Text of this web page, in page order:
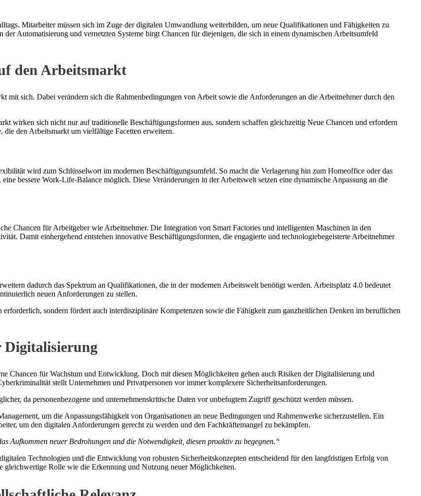
Mitarbeiter müssen sich im Zuge der digitalen Umwandlung weiterbilden, um neue Qualifikationen und Fähigkeiten zu
Automatisierung und vernetzten Systeme birgt Chancen für diejenigen, die sich in einem dynamischen Arbeitsumfeld
den Arbeitsmarkt
sich. Dabei verändern sich die Rahmenbedingungen von Arbeit sowie die Anforderungen an die Arbeitnehmer durch den
wirken sich nicht nur auf traditionelle Beschäftigungsformen aus, sondern schaffen gleichzeitig Neue Chancen und erfordern
die den Arbeitsmarkt um vielfältige Facetten erweitern.
wird zum Schlüsselwort im modernen Beschäftigungsumfeld. So macht die Verlagerung hin zum Homeoffice oder das
bessere Work-Life-Balance möglich. Diese Veränderungen in der Arbeitswelt setzen eine dynamische Anpassung an die
Chancen für Arbeitgeber wie Arbeitnehmer. Die Integration von Smart Factories und intelligenten Maschinen in den
Damit einhergehend entstehen innovative Beschäftigungsformen, die engagierte und technologiebegeisterte Arbeitnehmer
dadurch das Spektrum an Qualifikationen, die in der modernen Arbeitswelt benötigt werden. Arbeitsplatz 4.0 bedeutet
neuen Anforderungen zu stellen.
sondern fördert auch interdisziplinäre Kompetenzen sowie die Fähigkeit zum ganzheitlichen Denken im beruflichen
Digitalisierung
Chancen für Wachstum und Entwicklung. Doch mit diesen Möglichkeiten gehen auch Risiken der Digitalisierung und
stellt Unternehmen und Privatpersonen vor immer komplexere Sicherheitsanforderungen.
da personenbezogene und unternehmenskritische Daten vor unbefugtem Zugriff geschützt werden müssen.
um die Anpassungsfähigkeit von Organisationen an neue Bedingungen und Rahmenwerke sicherzustellen. Ein
um den digitalen Anforderungen gerecht zu werden und den Fachkräftemangel zu bekämpfen.
Aufkommen neuer Bedrohungen und die Notwendigkeit, diesen proaktiv zu begegnen.“
Technologien und die Entwicklung von robusten Sicherheitskonzepten entscheidend für den langfristigen Erfolg von
Rolle wie die Erkennung und Nutzung neuer Möglichkeiten.